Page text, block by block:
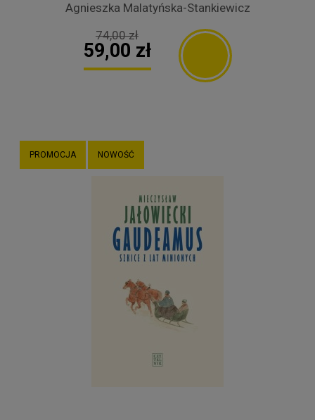
Agnieszka Malatyńska-Stankiewicz
74,00 zł
59,00 zł
PROMOCJA NOWOŚĆ